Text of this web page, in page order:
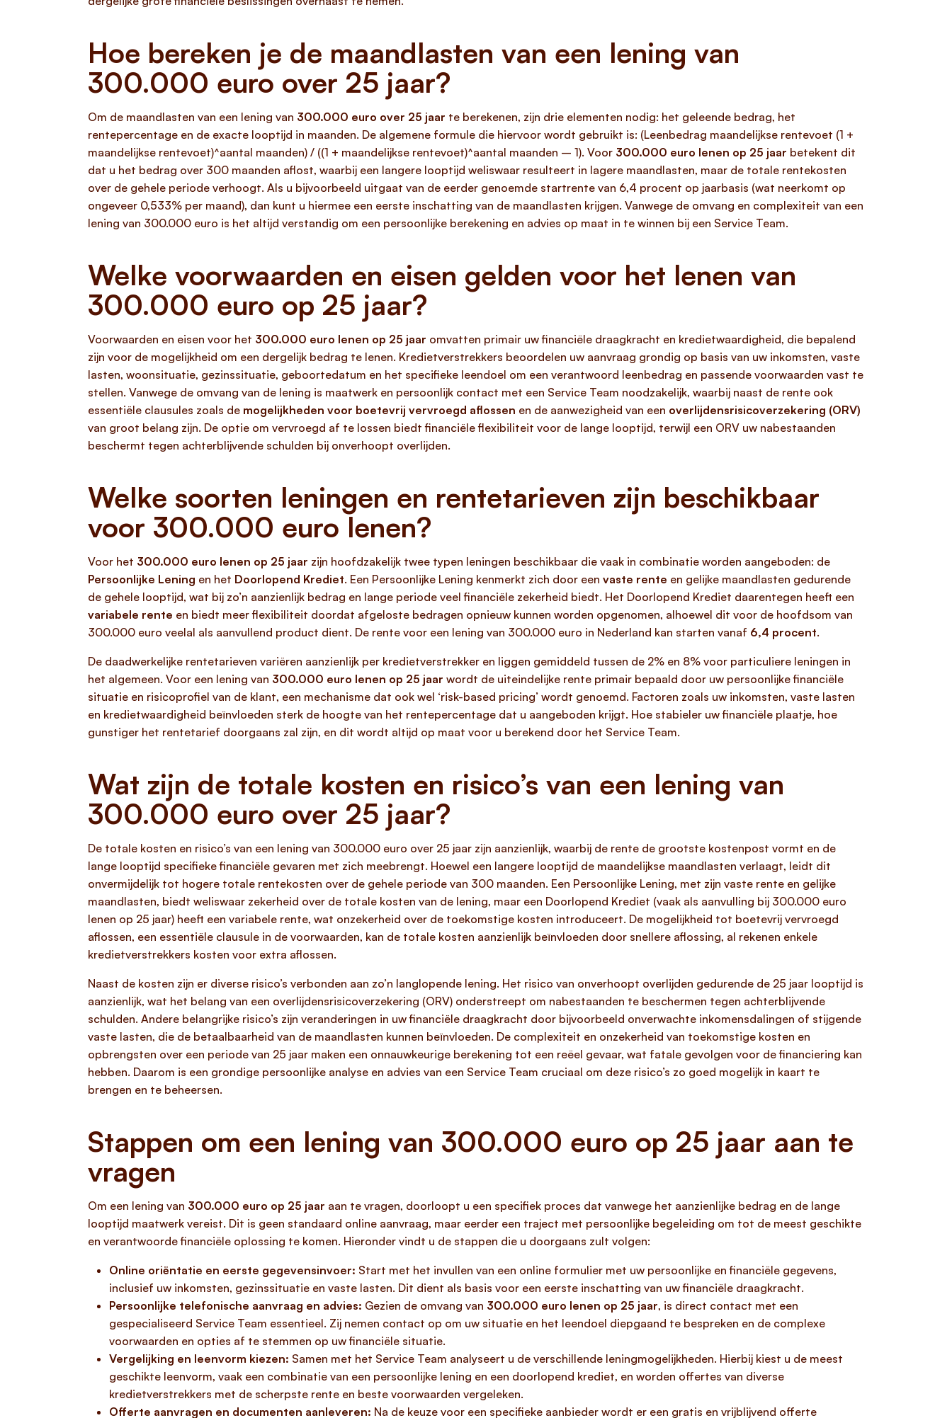
Hoe bereken je de maandlasten van een lening van
300.000 euro over 25 jaar?
Om de maandlasten van een lening van 300.000 euro over 25 jaar te berekenen, zijn drie elementen nodig: het geleende bedrag, het
rentepercentage en de exacte looptijd in maanden. De algemene formule die hiervoor wordt gebruikt is: (Leenbedrag maandelijkse rentevoet (1 +
maandelijkse rentevoet)^aantal maanden) / ((1 + maandelijkse rentevoet)^aantal maanden – 1). Voor 300.000 euro lenen op 25 jaar betekent dit
dat u het bedrag over 300 maanden aflost, waarbij een langere looptijd weliswaar resulteert in lagere maandlasten, maar de totale rentekosten
over de gehele periode verhoogt. Als u bijvoorbeeld uitgaat van de eerder genoemde startrente van 6,4 procent op jaarbasis (wat neerkomt op
ongeveer 0,533% per maand), dan kunt u hiermee een eerste inschatting van de maandlasten krijgen. Vanwege de omvang en complexiteit van een
lening van 300.000 euro is het altijd verstandig om een persoonlijke berekening en advies op maat in te winnen bij een Service Team.
Welke voorwaarden en eisen gelden voor het lenen van
300.000 euro op 25 jaar?
Voorwaarden en eisen voor het 300.000 euro lenen op 25 jaar omvatten primair uw financiële draagkracht en kredietwaardigheid, die bepalend
zijn voor de mogelijkheid om een dergelijk bedrag te lenen. Kredietverstrekkers beoordelen uw aanvraag grondig op basis van uw inkomsten, vaste
lasten, woonsituatie, gezinssituatie, geboortedatum en het specifieke leendoel om een verantwoord leenbedrag en passende voorwaarden vast te
stellen. Vanwege de omvang van de lening is maatwerk en persoonlijk contact met een Service Team noodzakelijk, waarbij naast de rente ook
essentiële clausules zoals de mogelijkheden voor boetevrij vervroegd aflossen en de aanwezigheid van een overlijdensrisicoverzekering (ORV)
van groot belang zijn. De optie om vervroegd af te lossen biedt financiële flexibiliteit voor de lange looptijd, terwijl een ORV uw nabestaanden
beschermt tegen achterblijvende schulden bij onverhoopt overlijden.
Welke soorten leningen en rentetarieven zijn beschikbaar
voor 300.000 euro lenen?
Voor het 300.000 euro lenen op 25 jaar zijn hoofdzakelijk twee typen leningen beschikbaar die vaak in combinatie worden aangeboden: de
Persoonlijke Lening en het Doorlopend Krediet. Een Persoonlijke Lening kenmerkt zich door een vaste rente en gelijke maandlasten gedurende
de gehele looptijd, wat bij zo’n aanzienlijk bedrag en lange periode veel financiële zekerheid biedt. Het Doorlopend Krediet daarentegen heeft een
variabele rente en biedt meer flexibiliteit doordat afgeloste bedragen opnieuw kunnen worden opgenomen, alhoewel dit voor de hoofdsom van
300.000 euro veelal als aanvullend product dient. De rente voor een lening van 300.000 euro in Nederland kan starten vanaf 6,4 procent.
De daadwerkelijke rentetarieven variëren aanzienlijk per kredietverstrekker en liggen gemiddeld tussen de 2% en 8% voor particuliere leningen in
het algemeen. Voor een lening van 300.000 euro lenen op 25 jaar wordt de uiteindelijke rente primair bepaald door uw persoonlijke financiële
situatie en risicoprofiel van de klant, een mechanisme dat ook wel ‘risk-based pricing’ wordt genoemd. Factoren zoals uw inkomsten, vaste lasten
en kredietwaardigheid beïnvloeden sterk de hoogte van het rentepercentage dat u aangeboden krijgt. Hoe stabieler uw financiële plaatje, hoe
gunstiger het rentetarief doorgaans zal zijn, en dit wordt altijd op maat voor u berekend door het Service Team.
Wat zijn de totale kosten en risico’s van een lening van
300.000 euro over 25 jaar?
De totale kosten en risico’s van een lening van 300.000 euro over 25 jaar zijn aanzienlijk, waarbij de rente de grootste kostenpost vormt en de
lange looptijd specifieke financiële gevaren met zich meebrengt. Hoewel een langere looptijd de maandelijkse maandlasten verlaagt, leidt dit
onvermijdelijk tot hogere totale rentekosten over de gehele periode van 300 maanden. Een Persoonlijke Lening, met zijn vaste rente en gelijke
maandlasten, biedt weliswaar zekerheid over de totale kosten van de lening, maar een Doorlopend Krediet (vaak als aanvulling bij 300.000 euro
lenen op 25 jaar) heeft een variabele rente, wat onzekerheid over de toekomstige kosten introduceert. De mogelijkheid tot boetevrij vervroegd
aflossen, een essentiële clausule in de voorwaarden, kan de totale kosten aanzienlijk beïnvloeden door snellere aflossing, al rekenen enkele
kredietverstrekkers kosten voor extra aflossen.
Naast de kosten zijn er diverse risico’s verbonden aan zo’n langlopende lening. Het risico van onverhoopt overlijden gedurende de 25 jaar looptijd is
aanzienlijk, wat het belang van een overlijdensrisicoverzekering (ORV) onderstreept om nabestaanden te beschermen tegen achterblijvende
schulden. Andere belangrijke risico’s zijn veranderingen in uw financiële draagkracht door bijvoorbeeld onverwachte inkomensdalingen of stijgende
vaste lasten, die de betaalbaarheid van de maandlasten kunnen beïnvloeden. De complexiteit en onzekerheid van toekomstige kosten en
opbrengsten over een periode van 25 jaar maken een onnauwkeurige berekening tot een reëel gevaar, wat fatale gevolgen voor de financiering kan
hebben. Daarom is een grondige persoonlijke analyse en advies van een Service Team cruciaal om deze risico’s zo goed mogelijk in kaart te
brengen en te beheersen.
Stappen om een lening van 300.000 euro op 25 jaar aan te
vragen
Om een lening van 300.000 euro op 25 jaar aan te vragen, doorloopt u een specifiek proces dat vanwege het aanzienlijke bedrag en de lange
looptijd maatwerk vereist. Dit is geen standaard online aanvraag, maar eerder een traject met persoonlijke begeleiding om tot de meest geschikte
en verantwoorde financiële oplossing te komen. Hieronder vindt u de stappen die u doorgaans zult volgen:
Online oriëntatie en eerste gegevensinvoer: Start met het invullen van een online formulier met uw persoonlijke en financiële gegevens,
inclusief uw inkomsten, gezinssituatie en vaste lasten. Dit dient als basis voor een eerste inschatting van uw financiële draagkracht.
Persoonlijke telefonische aanvraag en advies: Gezien de omvang van 300.000 euro lenen op 25 jaar, is direct contact met een
gespecialiseerd Service Team essentieel. Zij nemen contact op om uw situatie en het leendoel diepgaand te bespreken en de complexe
voorwaarden en opties af te stemmen op uw financiële situatie.
Vergelijking en leenvorm kiezen: Samen met het Service Team analyseert u de verschillende leningmogelijkheden. Hierbij kiest u de meest
geschikte leenvorm, vaak een combinatie van een persoonlijke lening en een doorlopend krediet, en worden offertes van diverse
kredietverstrekkers met de scherpste rente en beste voorwaarden vergeleken.
Offerte aanvragen en documenten aanleveren: Na de keuze voor een specifieke aanbieder wordt er een gratis en vrijblijvend offerte